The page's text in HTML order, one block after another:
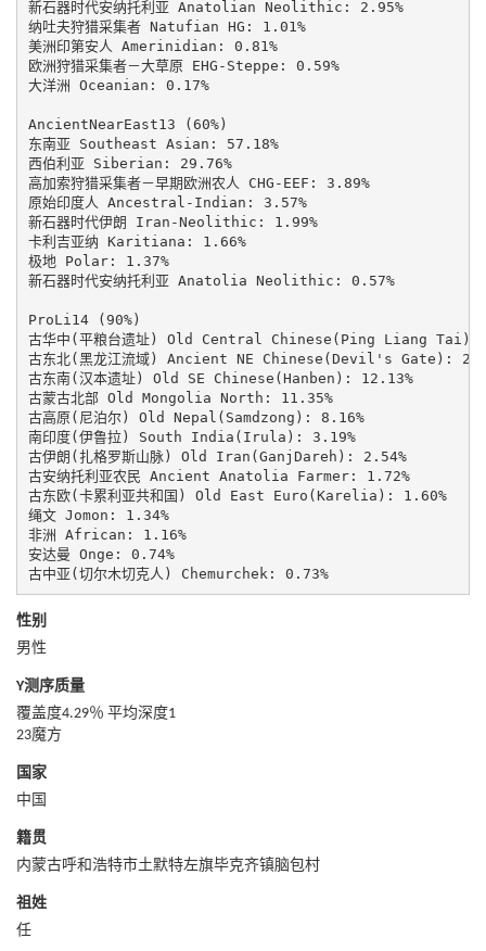
新石器时代安纳托利亚 Anatolian Neolithic: 2.95%
纳吐夫狩猎采集者 Natufian HG: 1.01%
美洲印第安人 Amerinidian: 0.81%
欧洲狩猎采集者－大草原 EHG-Steppe: 0.59%
大洋洲 Oceanian: 0.17%
AncientNearEast13 (60%)
东南亚 Southeast Asian: 57.18%
西伯利亚 Siberian: 29.76%
高加索狩猎采集者－早期欧洲农人 CHG-EEF: 3.89%
原始印度人 Ancestral-Indian: 3.57%
新石器时代伊朗 Iran-Neolithic: 1.99%
卡利吉亚纳 Karitiana: 1.66%
极地 Polar: 1.37%
新石器时代安纳托利亚 Anatolia Neolithic: 0.57%
ProLi14 (90%)
古华中(平粮台遗址) Old Central Chinese(Ping Liang Tai):
古东北(黑龙江流域) Ancient NE Chinese(Devil's Gate):
古东南(汉本遗址) Old SE Chinese(Hanben): 12.13%
古蒙古北部 Old Mongolia North: 11.35%
古高原(尼泊尔) Old Nepal(Samdzong): 8.16%
南印度(伊鲁拉) South India(Irula): 3.19%
古伊朗(扎格罗斯山脉) Old Iran(GanjDareh): 2.54%
古安纳托利亚农民 Ancient Anatolia Farmer: 1.72%
古东欧(卡累利亚共和国) Old East Euro(Karelia): 1.60%
绳文 Jomon: 1.34%
非洲 African: 1.16%
安达曼 Onge: 0.74%
古中亚(切尔木切克人) Chemurchek: 0.73%
性别
男性
Y测序质量
覆盖度4.29％ 平均深度1
23魔方
国家
中国
籍贯
内蒙古呼和浩特市土默特左旗毕克齐镇脑包村
祖姓
任